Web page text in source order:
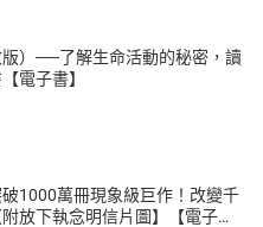
）──了解生命活動的秘密，讀
電子書】
1000萬冊現象級巨作！改變千
放下執念明信片圖】【電子